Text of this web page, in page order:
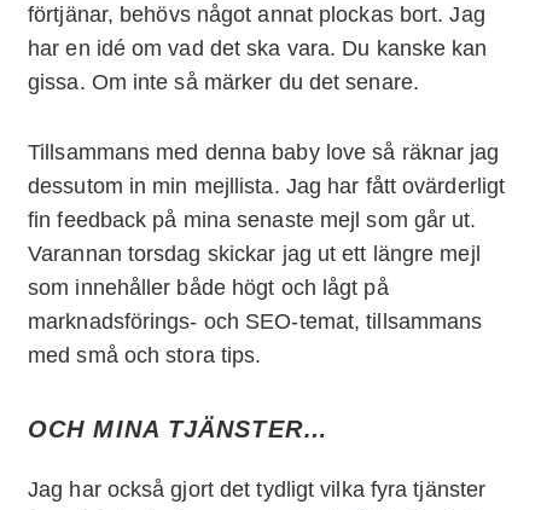
förtjänar, behövs något annat plockas bort. Jag
har en idé om vad det ska vara. Du kanske kan
gissa. Om inte så märker du det senare.
Tillsammans med denna baby love så räknar jag
dessutom in min mejllista. Jag har fått ovärderligt
fin feedback på mina senaste mejl som går ut.
Varannan torsdag skickar jag ut ett längre mejl
som innehåller både högt och lågt på
marknadsförings- och SEO-temat, tillsammans
med små och stora tips.
OCH MINA TJÄNSTER…
Jag har också gjort det tydligt vilka fyra tjänster